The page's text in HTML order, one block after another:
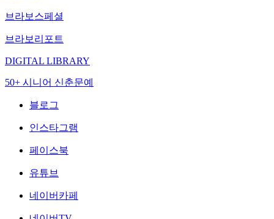
브라보스페셜
브라보리포트
DIGITAL LIBRARY
50+ 시니어 신춘문예
블로그
인스타그램
페이스북
유튜브
네이버카페